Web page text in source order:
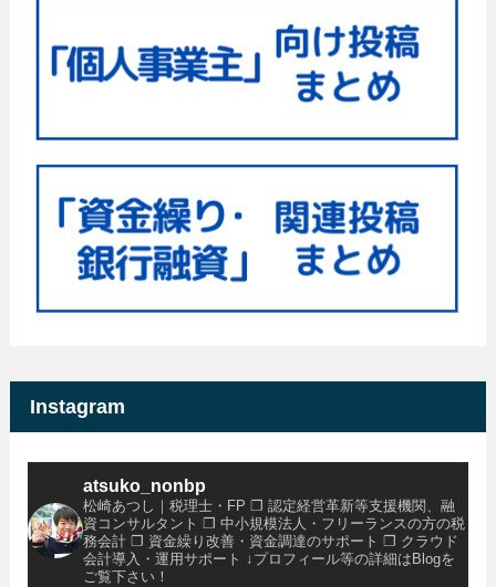
Instagram
atsuko_nonbp
松崎あつし｜税理士・FP ❐ 認定経営革新等支援機関、融
資コンサルタント ❐ 中小規模法人・フリーランスの方の税
務会計❐ 資金繰り改善・資金調達のサポート ❐ クラウド
会計導入・運用サポート ↓プロフィール等の詳細はBlogを
ご覧下さい！